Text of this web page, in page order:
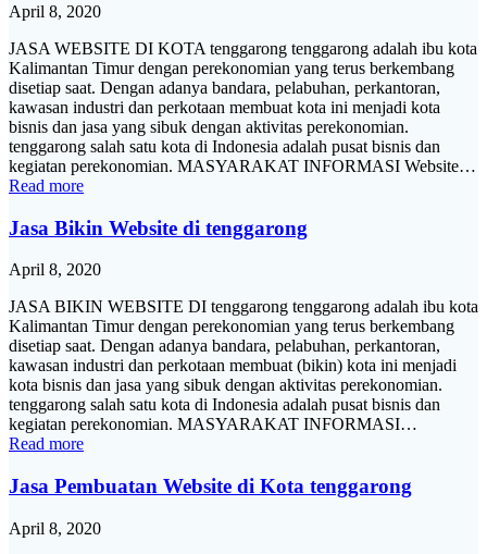
April 8, 2020
JASA WEBSITE DI KOTA tenggarong tenggarong adalah ibu kota
Kalimantan Timur dengan perekonomian yang terus berkembang
disetiap saat. Dengan adanya bandara, pelabuhan, perkantoran,
kawasan industri dan perkotaan membuat kota ini menjadi kota
bisnis dan jasa yang sibuk dengan aktivitas perekonomian.
tenggarong salah satu kota di Indonesia adalah pusat bisnis dan
kegiatan perekonomian. MASYARAKAT INFORMASI Website…
Read more
Jasa Bikin Website di tenggarong
April 8, 2020
JASA BIKIN WEBSITE DI tenggarong tenggarong adalah ibu kota
Kalimantan Timur dengan perekonomian yang terus berkembang
disetiap saat. Dengan adanya bandara, pelabuhan, perkantoran,
kawasan industri dan perkotaan membuat (bikin) kota ini menjadi
kota bisnis dan jasa yang sibuk dengan aktivitas perekonomian.
tenggarong salah satu kota di Indonesia adalah pusat bisnis dan
kegiatan perekonomian. MASYARAKAT INFORMASI…
Read more
Jasa Pembuatan Website di Kota tenggarong
April 8, 2020